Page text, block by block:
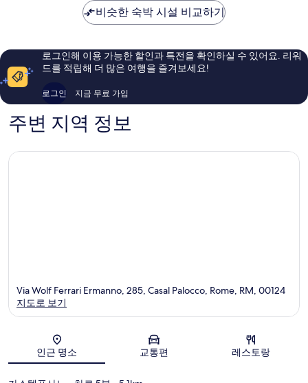
우
이
용
후
기
309
개
우
요,
기
비슷한 숙박 시설 비교하기
로그인해 이용 가능한 할인과 특전을 확인하실 수 있어요. 리워
드를 적립해 더 많은 여행을 즐겨보세요!
로그인 지금 무료 가입
주변 지역 정보
지도
Via Wolf Ferrari Ermanno, 285, Casal Palocco, Rome, RM, 00124
지도로 보기
인근 명소 교통편 레스토랑